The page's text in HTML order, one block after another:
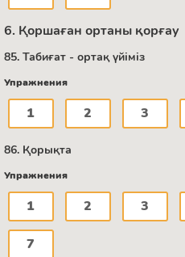
6. Қоршаған ортаны қорғау
85. Табиғат - ортақ үйіміз
Упражнения
1 2 3
86. Қорықта
Упражнения
1 2 3
7